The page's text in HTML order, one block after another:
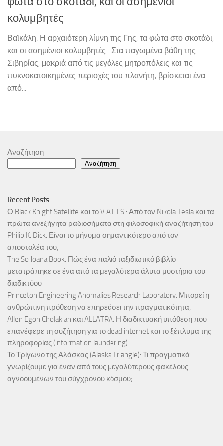
κολυμβητές
Βαϊκάλη: Η αρχαιότερη λίμνη της Γης, τα φώτα στο σκοτάδι,
και οι ασημένιοι κολυμβητές Στα παγωμένα βάθη της
Σιβηρίας, μακριά από τις μεγάλες μητροπόλεις και τις
πυκνοκατοικημένες περιοχές του πλανήτη, βρίσκεται ένα
από...
Αναζήτηση
Αναζήτηση
Recent Posts
Ο Black Knight Satellite και το V.A.L.I.S.: Από τον Nikola Tesla και τα
πρώτα ανεξήγητα ραδιοσήματα στη φιλοσοφική αναζήτηση του
Philip K. Dick. Είναι το μήνυμα σημαντικότερο από τον
αποστολέα του;
The So Joana Book: Πώς ένα παλιό ταξιδιωτικό βιβλίο
μετατράπηκε σε ένα από τα μεγαλύτερα άλυτα μυστήρια του
διαδικτύου
Princeton Engineering Anomalies Research Laboratory: Μπορεί η
ανθρώπινη πρόθεση να επηρεάσει την πραγματικότητα;
Allen Egon Cholakian και ALLATRA: Η διαδικτυακή υπόθεση που
επανέφερε τη συζήτηση για το dead internet και το ξέπλυμα της
πληροφορίας (information laundering)
Το Τρίγωνο της Αλάσκας (Alaska Triangle): Τι πραγματικά
γνωρίζουμε για έναν από τους μεγαλύτερους φακέλους
αγνοουμένων του σύγχρονου κόσμου;